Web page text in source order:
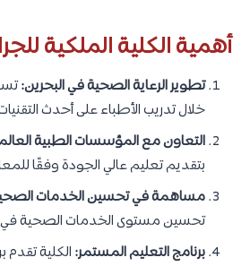
أهمية الكلية الملكية
تطوير الرعاية الصحية في البحرين:
خلال تدريب الأطباء على أحدث
التعاون مع المؤسسات الطبية
بتقديم تعليم عالي الجودة وفقًا
مساهمة في تحسين الخدمات
تحسين مستوى الخدمات الصحية
برنامج التعليم المستمر: الكلية